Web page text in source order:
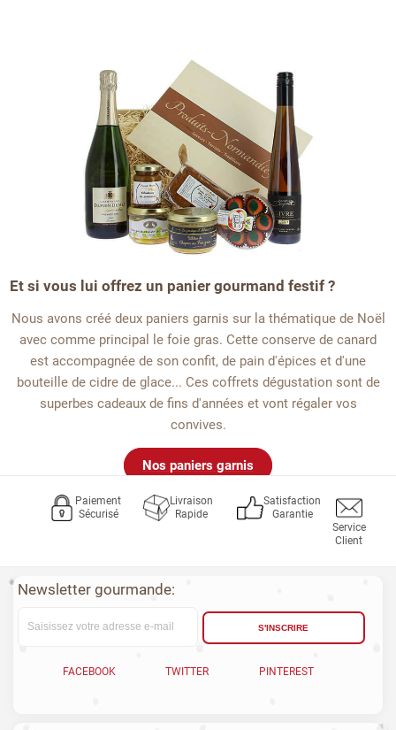
Et si vous lui offrez un panier gourmand festif ?
Nous avons créé deux paniers garnis sur la thématique de Noël
avec comme principal le foie gras. Cette conserve de canard
est accompagnée de son confit, de pain d'épices et d'une
bouteille de cidre de glace... Ces coffrets dégustation sont de
superbes cadeaux de fins d'années et vont régaler vos
convives.
Nos paniers garnis
Paiement
Sécurisé
Livraison
Rapide
Satisfaction
Garantie
Service
Client
Newsletter gourmande:
S'INSCRIRE
FACEBOOK TWITTER PINTEREST